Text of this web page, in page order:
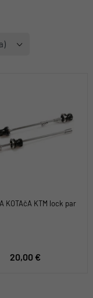
KOTAčA KTM lock par
20,00 €